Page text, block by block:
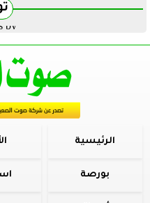
by
الرئيسية
بورصة